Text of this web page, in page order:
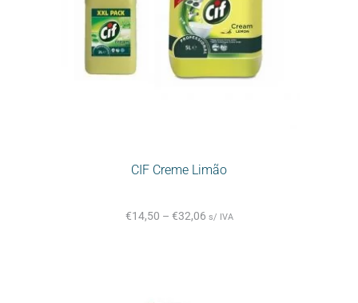
CIF Creme Limão
€14,50 – €32,06 s/ IVA